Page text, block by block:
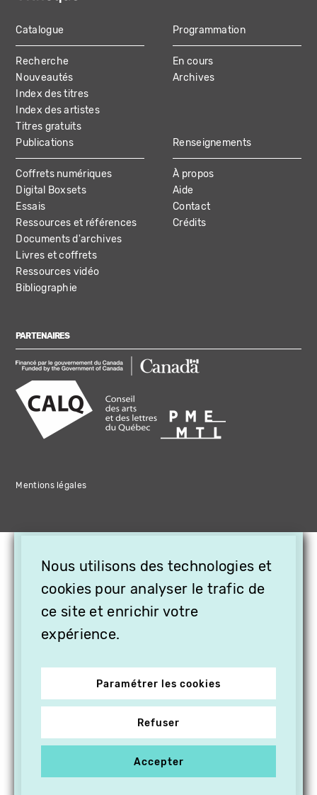
MAIN
NAVIGATION
Catalogue
Recherche
Nouveautés
Index des titres
Index des artistes
Titres gratuits
Programmation
En cours
Archives
Publications
Coffrets numériques
Digital Boxsets
Essais
Ressources et références
Documents d'archives
Livres et coffrets
Ressources vidéo
Bibliographie
Renseignements
À propos
Aide
Contact
Crédits
PARTENAIRES
Mentions légales
Nous utilisons des technologies et
cookies pour analyser le trafic de
ce site et enrichir votre
expérience.
Paramétrer les cookies
Refuser
Accepter
OFFREZ LA VIDÉO EN
CADEAU, ABONNEZ VOS
PROCHES À VITHÈQUE !